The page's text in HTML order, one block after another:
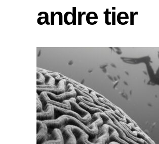
andre tier